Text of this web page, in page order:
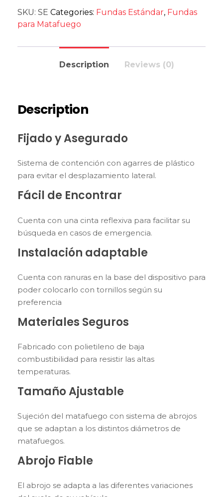
SKU: SE Categories: Fundas Estándar, Fundas
para Matafuego
Description Reviews (0)
Description
Fijado y Asegurado
Sistema de contención con agarres de plástico
para evitar el desplazamiento lateral.
Fácil de Encontrar
Cuenta con una cinta reflexiva para facilitar su
búsqueda en casos de emergencia.
Instalación adaptable
Cuenta con ranuras en la base del dispositivo para
poder colocarlo con tornillos según su
preferencia
Materiales Seguros
Fabricado con polietileno de baja
combustibilidad para resistir las altas
temperaturas.
Tamaño Ajustable
Sujeción del matafuego con sistema de abrojos
que se adaptan a los distintos diámetros de
matafuegos.
Abrojo Fiable
El abrojo se adapta a las diferentes variaciones